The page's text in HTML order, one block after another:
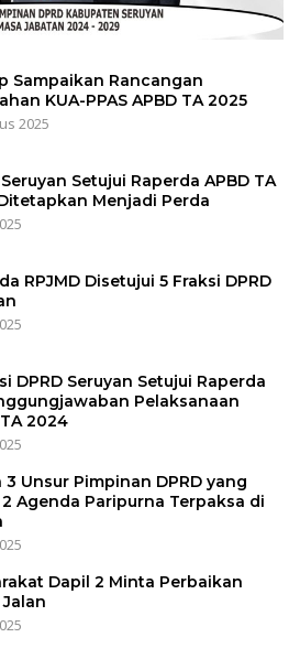
Sampaikan Rancangan
KUA-PPAS APBD TA 2025
2025
Seruyan Setujui Raperda APBD TA
Menjadi Perda
RPJMD Disetujui 5 Fraksi DPRD
DPRD Seruyan Setujui Raperda
Pelaksanaan
2024
3 Unsur Pimpinan DPRD yang
2 Agenda Paripurna Terpaksa di
Dapil 2 Minta Perbaikan